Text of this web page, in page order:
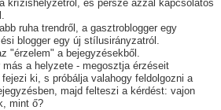
krízishelyzetről, és persze azzal kapcsolatos
ruha trendről, a gasztroblogger egy
blogger egy új stílusirányzatról.
"érzelem" a bejegyzésekből.
a helyzete - megosztja érzéseit
ki, s próbálja valahogy feldolgozni a
majd felteszi a kérdést: vajon
mint ő?